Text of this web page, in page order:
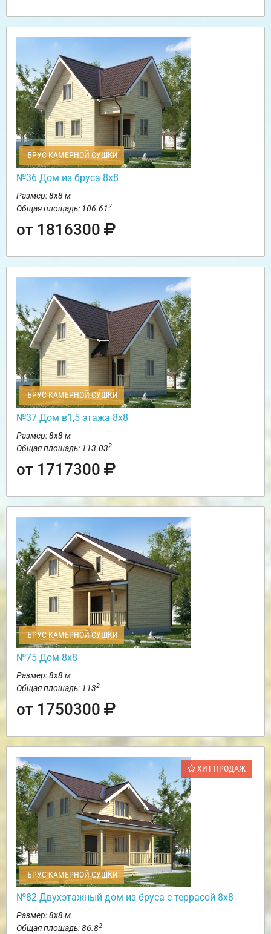
БРУС КАМЕРНОЙ СУШКИ
№36 Дом из бруса 8х8
Размер: 8х8 м
Общая площадь: 106.612
от 1816300
БРУС КАМЕРНОЙ СУШКИ
№37 Дом в1,5 этажа 8х8
Размер: 8х8 м
Общая площадь: 113.032
от 1717300
БРУС КАМЕРНОЙ СУШКИ
№75 Дом 8х8
Размер: 8х8 м
Общая площадь: 1132
от 1750300
ХИТ ПРОДАЖ
БРУС КАМЕРНОЙ СУШКИ
№82 Двухэтажный дом из бруса с террасой 8х8
Размер: 8х8 м
Общая площадь: 86.82